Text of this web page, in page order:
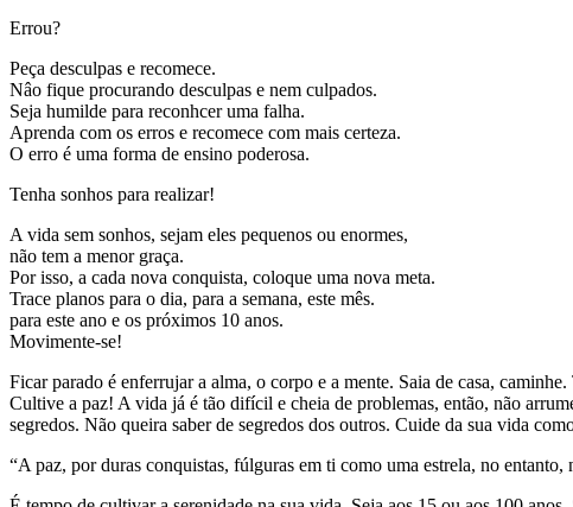
Errou?
Peça desculpas e recomece.
Nâo fique procurando desculpas e nem culpados.
Seja humilde para reconhcer uma falha.
Aprenda com os erros e recomece com mais certeza.
O erro é uma forma de ensino poderosa.
Tenha sonhos para realizar!
A vida sem sonhos, sejam eles pequenos ou enormes,
não tem a menor graça.
Por isso, a cada nova conquista, coloque uma nova meta.
Trace planos para o dia, para a semana, este mês.
para este ano e os próximos 10 anos.
Movimente-se!
Ficar parado é enferrujar a alma, o corpo e a mente. Saia de casa,
Cultive a paz! A vida já é tão difícil e cheia de problemas, então, não
segredos. Não queira saber de segredos dos outros. Cuide da sua vida
“A paz, por duras conquistas, fúlguras em ti como uma estrela, no